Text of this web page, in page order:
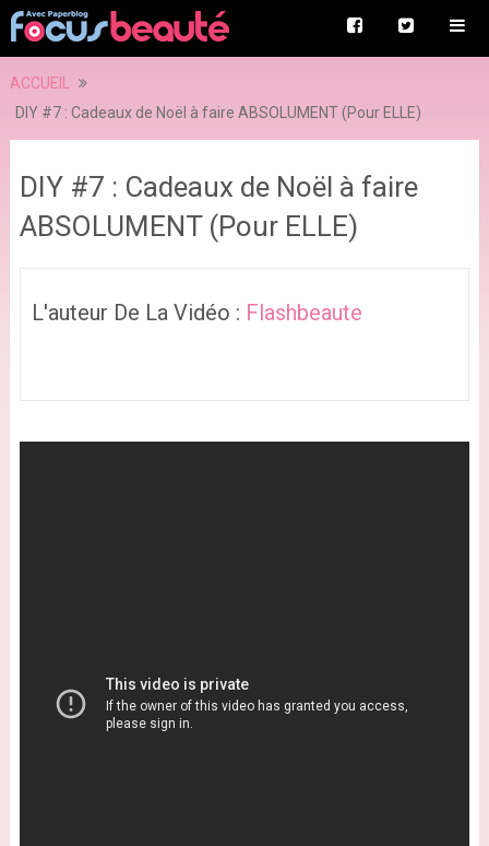
ACCUEIL
DIY #7 : Cadeaux de Noël à faire ABSOLUMENT (Pour ELLE)
DIY #7 : Cadeaux de Noël à faire
ABSOLUMENT (Pour ELLE)
L'auteur De La Vidéo : Flashbeaute